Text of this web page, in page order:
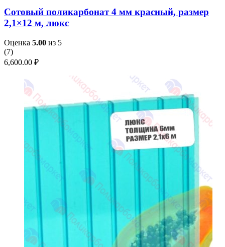
Сотовый поликарбонат 4 мм красный, размер
2,1×12 м, люкс
Оценка 5.00 из 5
(7)
6,600.00 ₽